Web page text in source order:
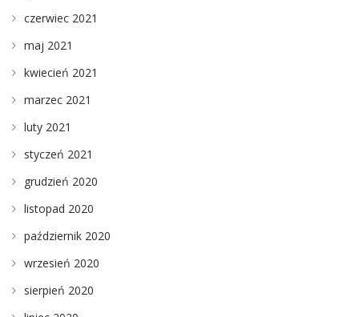
czerwiec 2021
maj 2021
kwiecień 2021
marzec 2021
luty 2021
styczeń 2021
grudzień 2020
listopad 2020
październik 2020
wrzesień 2020
sierpień 2020